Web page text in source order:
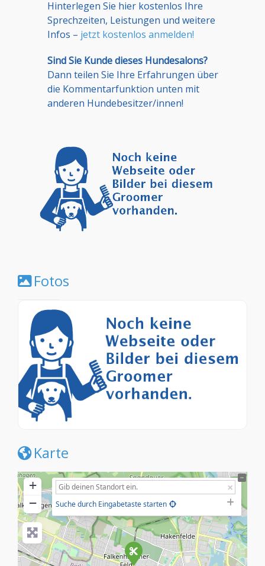
Hinterlegen Sie hier kostenlos Ihre
Sprechzeiten, Leistungen und weitere
Infos – jetzt kostenlos anmelden!
Sind Sie Kunde dieses Hundesalons?
Dann teilen Sie Ihre Erfahrungen über
die Kommentarfunktion unten mit
anderen Hundebesitzer/innen!
Fotos
Karte
+
−
Suche durch Eingabetaste starten